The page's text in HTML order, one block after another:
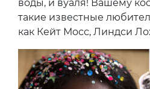
воды, и вуаля! Вашему
такие известные
как Кейт Мосс, Линдси